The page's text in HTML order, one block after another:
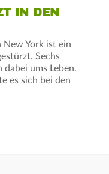
IN DEN
New York ist ein
Sechs
ums Leben.
es sich bei den